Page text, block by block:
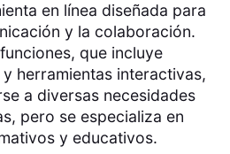
en línea diseñada para
y la colaboración.
que incluye
herramientas interactivas,
a diversas necesidades
pero se especializa en
y educativos.